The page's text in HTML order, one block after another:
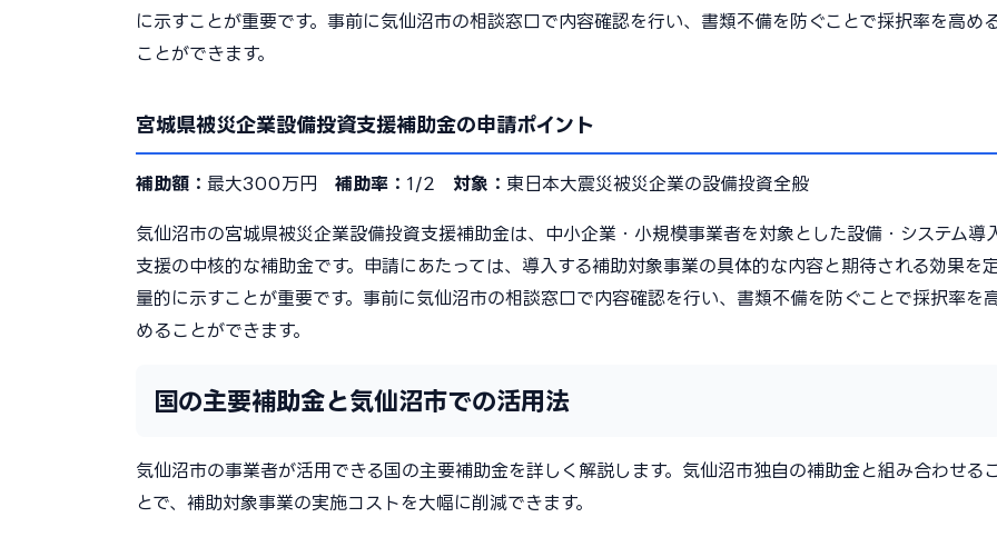
に示すことが重要です。事前に気仙沼市の相談窓口で内容確認を行い、書類不備を防ぐことで採択率を高め
ことができます。
宮城県被災企業設備投資支援補助金の申請ポイント
補助額： 最大300万円 補助率： 1/2 対象： 東日本大震災被災企業の設備投資全般
気仙沼市の宮城県被災企業設備投資支援補助金は、中小企業・小規模事業者を対象とした設備・システム導
支援の中核的な補助金です。申請にあたっては、導入する補助対象事業の具体的な内容と期待される効果を
量的に示すことが重要です。事前に気仙沼市の相談窓口で内容確認を行い、書類不備を防ぐことで採択率を
めることができます。
国の主要補助金と気仙沼市での活用法
気仙沼市の事業者が活用できる国の主要補助金を詳しく解説します。気仙沼市独自の補助金と組み合わせる
とで、補助対象事業の実施コストを大幅に削減できます。